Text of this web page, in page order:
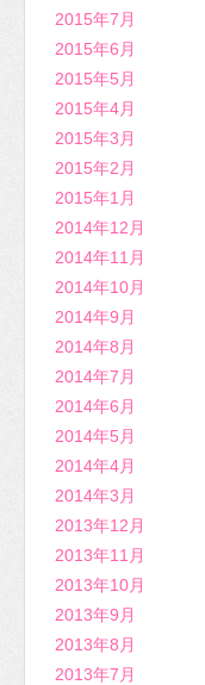
2015年7月
2015年6月
2015年5月
2015年4月
2015年3月
2015年2月
2015年1月
2014年12月
2014年11月
2014年10月
2014年9月
2014年8月
2014年7月
2014年6月
2014年5月
2014年4月
2014年3月
2013年12月
2013年11月
2013年10月
2013年9月
2013年8月
2013年7月